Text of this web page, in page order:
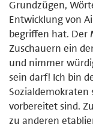
Grundzügen,
Entwicklung von
begriffen hat. Der
Zuschauern ein
und nimmer
sein darf! Ich bin
vorbereitet sind.
zu anderen